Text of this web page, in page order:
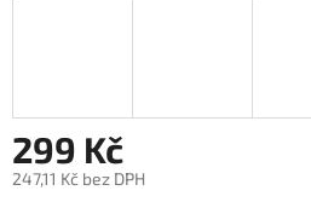
299 Kč
247,11 Kč bez DPH